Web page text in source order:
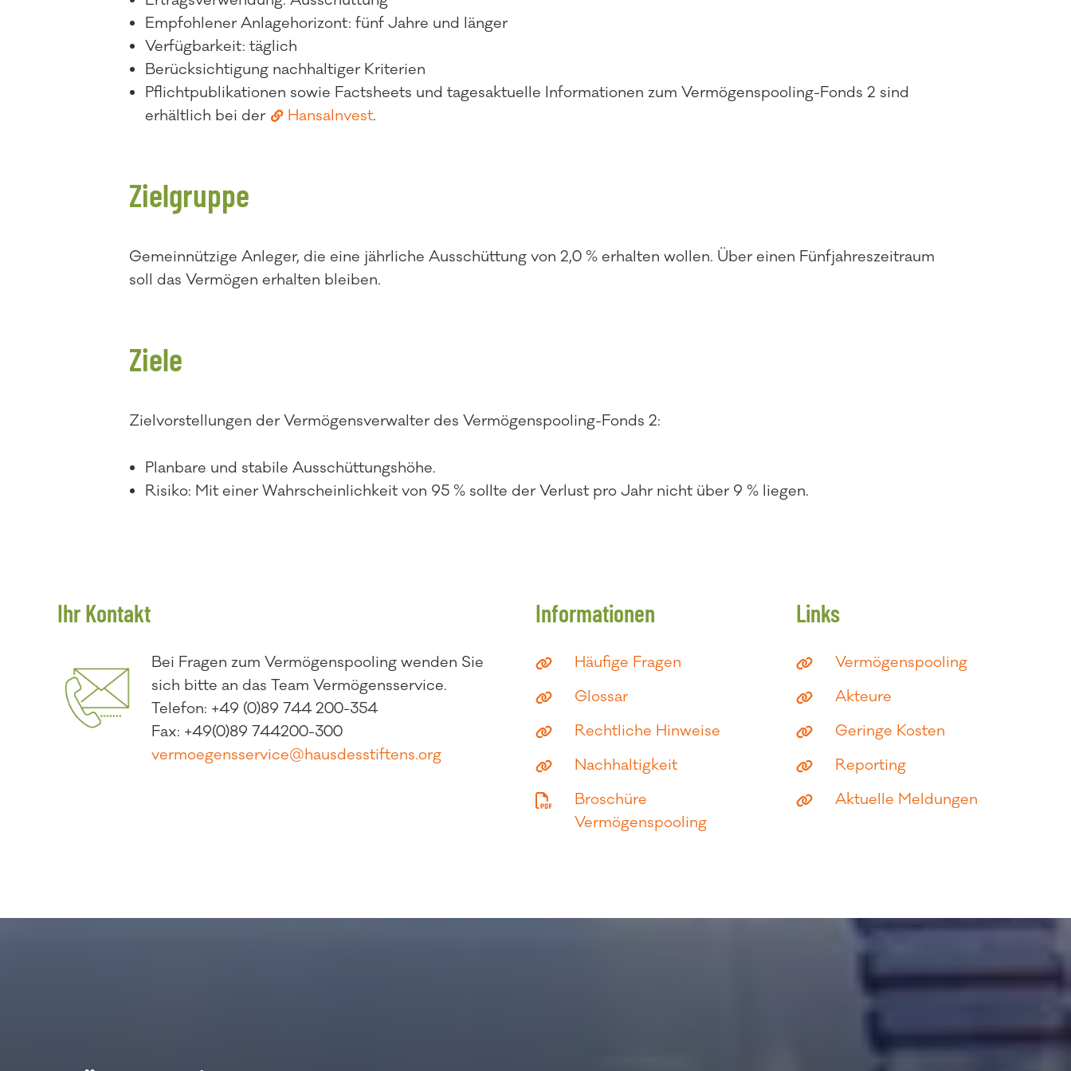
Empfohlener Anlagehorizont: fünf Jahre und länger
Verfügbarkeit: täglich
Berücksichtigung nachhaltiger Kriterien
Pflichtpublikationen sowie Factsheets und tagesaktuelle Informationen zum Vermögenspooling-Fonds 2 sind
erhältlich bei der
HansaInvest.
Zielgruppe
Gemeinnützige Anleger, die eine jährliche Ausschüttung von 2,0 % erhalten wollen. Über einen Fünfjahreszeitraum
soll das Vermögen erhalten bleiben.
Ziele
Zielvorstellungen der Vermögensverwalter des Vermögenspooling-Fonds 2:
Planbare und stabile Ausschüttungshöhe.
Risiko: Mit einer Wahrscheinlichkeit von 95 % sollte der Verlust pro Jahr nicht über 9 % liegen.
Ihr Kontakt
Bei Fragen zum Vermögenspooling wenden Sie
sich bitte an das Team Vermögensservice.
Telefon: +49 (0)89 744 200-354
Fax: +49(0)89 744200-300
vermoegensservice@hausdesstiftens.org
Informationen
Häufige Fragen
Glossar
Rechtliche Hinweise
Nachhaltigkeit
Broschüre
Vermögenspooling
Links
Vermögenspooling
Akteure
Geringe Kosten
Reporting
Aktuelle Meldungen